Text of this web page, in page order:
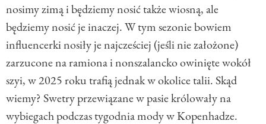
nosimy zimą i będziemy nosić także wiosną, ale
będziemy nosić je inaczej. W tym sezonie bowiem
influencerki nosiły je najcześciej (jeśli nie założone)
zarzucone na ramiona i nonszalancko owinięte wokół
szyi, w 2025 roku trafią jednak w okolice talii. Skąd
wiemy? Swetry przewiązane w pasie królowały na
wybiegach podczas tygodnia mody w Kopenhadze.